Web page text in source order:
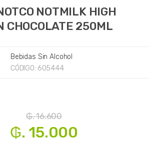
NOTMILK HIGH
CHOCOLATE 250ML
Bebidas Sin Alcohol
CÓDIGO: 605444
₲. 16.600
₲. 15.000